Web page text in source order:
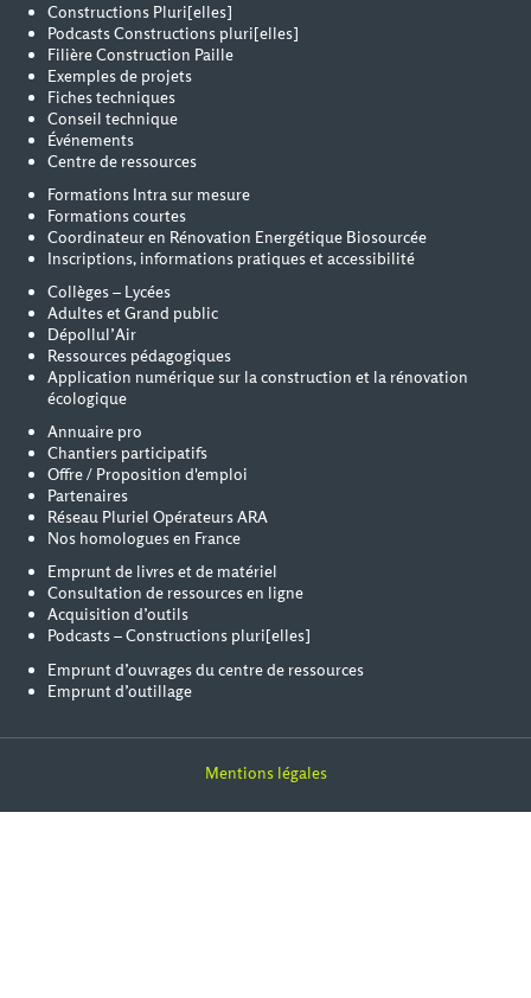
Constructions Pluri[elles]
Podcasts Constructions pluri[elles]
Filière Construction Paille
Exemples de projets
Fiches techniques
Conseil technique
Événements
Centre de ressources
Formations Intra sur mesure
Formations courtes
Coordinateur en Rénovation Energétique Biosourcée
Inscriptions, informations pratiques et accessibilité
Collèges – Lycées
Adultes et Grand public
Dépollul’Air
Ressources pédagogiques
Application numérique sur la construction et la rénovation
écologique
Annuaire pro
Chantiers participatifs
Offre / Proposition d'emploi
Partenaires
Réseau Pluriel Opérateurs ARA
Nos homologues en France
Emprunt de livres et de matériel
Consultation de ressources en ligne
Acquisition d’outils
Podcasts – Constructions pluri[elles]
Emprunt d’ouvrages du centre de ressources
Emprunt d’outillage
Mentions légales